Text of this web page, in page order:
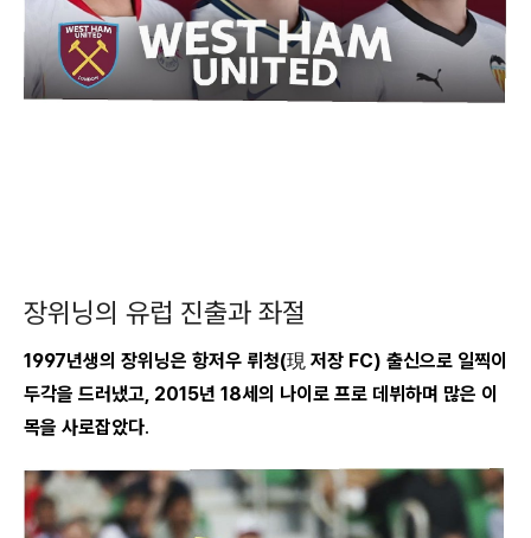
장위닝의 유럽 진출과 좌절
1997년생의 장위닝은 항저우 뤼청(現 저장 FC) 출신으로 일찍이
두각을 드러냈고, 2015년 18세의 나이로 프로 데뷔하며 많은 이
목을 사로잡았다.